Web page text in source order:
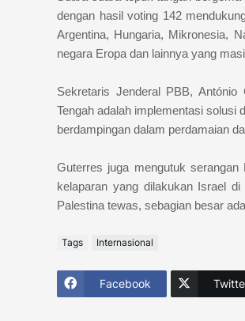
dengan hasil voting 142
Argentina, Hungaria, Mikronesia,
negara Eropa dan lainnya yang
Sekretaris Jenderal PBB,
Tengah adalah implementasi solusi
berdampingan dalam perdamaian
Guterres juga mengutuk
kelaparan yang dilakukan Israel
Palestina tewas, sebagian besar
Tags Internasional
Facebook